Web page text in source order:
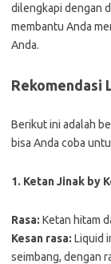
dilengkapi dengan
membantu Anda
Anda.
Rekomendasi
Berikut ini adalah
bisa Anda coba
1. Ketan Jinak by
Rasa: Ketan hitam
Kesan rasa: Liquid
seimbang, dengan